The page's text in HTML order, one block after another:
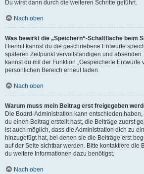
Du wirst dann durch die weiteren Schritte geführt.
Nach oben
Was bewirkt die „Speichern“-Schaltfläche beim
Hiermit kannst du die geschriebene Entwürfe
späteren Zeitpunkt vervollständigen und
kannst du mit der Funktion „Gespeicherte Entwürfe
persönlichen Bereich erneut laden.
Nach oben
Warum muss mein Beitrag erst freigegeben
Die Board-Administration kann entschieden
du einen Beitrag erstellt hast, die Beiträge zuerst
ist auch möglich, dass die Administration dich zu
hinzugefügt hat, bei denen sie die Beiträge erst
auf der Seite sichtbar werden. Bitte kontaktiere die
du weitere Informationen dazu benötigst.
Nach oben